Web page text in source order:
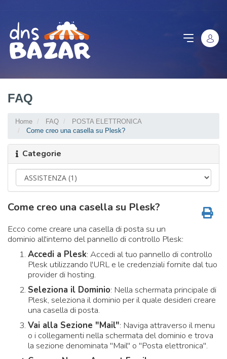
FAQ
Home FAQ
POSTA ELETTRONICA
Come creo una casella su Plesk?
Categorie
Come creo una casella su Plesk?
Ecco come creare una casella di posta su un
dominio all'interno del pannello di controllo Plesk:
Accedi a Plesk: Accedi al tuo pannello di controllo
Plesk utilizzando l'URL e le credenziali fornite dal tuo
provider di hosting.
Seleziona il Dominio: Nella schermata principale di
Plesk, seleziona il dominio per il quale desideri creare
una casella di posta.
Vai alla Sezione "Mail": Naviga attraverso il menu
o i collegamenti nella schermata del dominio e trova
la sezione denominata "Mail" o "Posta elettronica".